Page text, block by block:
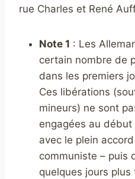
rue Charles et René
Note 1 : Les
certain nombre de
dans les premiers
Ces libérations
mineurs) ne sont
engagées au
avec le plein
communiste – puis
quelques jours